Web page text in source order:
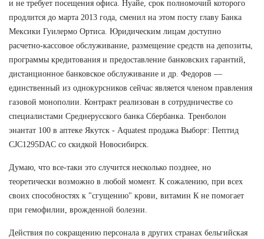
и не требует посещения офиса. Нуайе, срок полномочий которого
продлится до марта 2013 года, сменил на этом посту главу Банка
Мексики Гуилермо Ортиса. Юридическим лицам доступно
расчетно-кассовое обслуживание, размещение средств на депозиты,
программы кредитования и предоставление банковских гарантий,
дистанционное банковское обслуживание и др. Федоров —
единственный из однокурсников сейчас является членом правления
газовой монополии. Контракт реализован в сотрудничестве со
специалистами Среднерусского банка Сбербанка. Тренболон
энантат 100 в аптеке Якутск - Aquatest продажа Выборг: Пептид
CJC1295DAC со скидкой Новосибирск.
Думаю, что все-таки это случится несколько позднее, но
теоретически возможно в любой момент. К сожалению, при всех
своих способностях к "сгущению" крови, витамин К не помогает
при гемофилии, врожденной болезни.
Действия по сокращению персонала в других странах бельгийская